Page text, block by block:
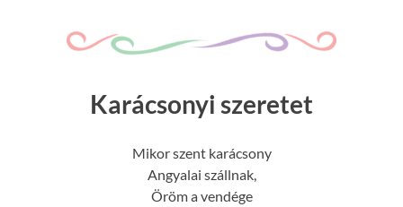
Karácsonyi szeretet
Mikor szent karácsony
Angyalai szállnak,
Öröm a vendége